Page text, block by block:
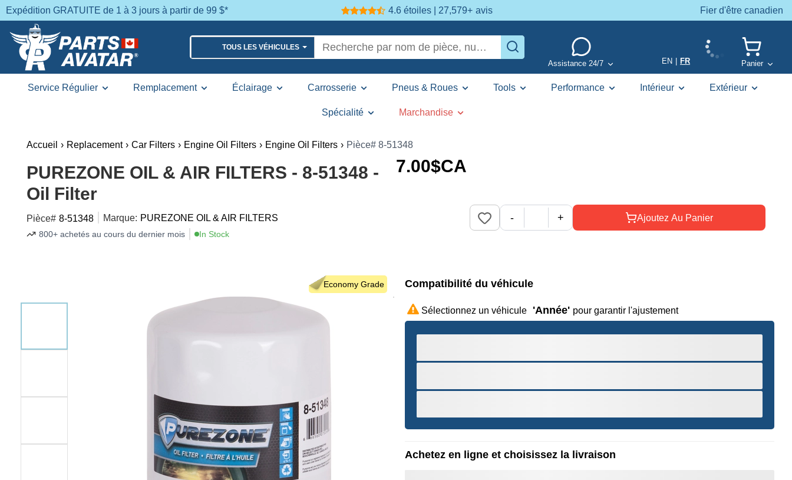
Expédition GRATUITE de 1 à 3 jours à partir de 99 $* 4.6 étoiles | 27,579+ avis Fier d'être canadien
TOUS LES VÉHICULES
Assistance 24/7 EN FR Panier
Service Régulier Remplacement Éclairage Carrosserie Pneus & Roues Tools Performance Intérieur Extérieur
Spécialité Marchandise
Accueil › Replacement › Car Filters › Engine Oil Filters › Engine Oil Filters › Pièce# 8-51348
PUREZONE OIL & AIR FILTERS - 8-51348 -
Oil Filter
Pièce# 8-51348 Marque: PUREZONE OIL & AIR FILTERS
800+ achetés au cours du dernier mois In Stock
7.00$CA
Ajoutez Au Panier
- +
Economy Grade Compatibilité du véhicule
Sélectionnez un véhicule 'Année' pour garantir l'ajustement
Achetez en ligne et choisissez la livraison